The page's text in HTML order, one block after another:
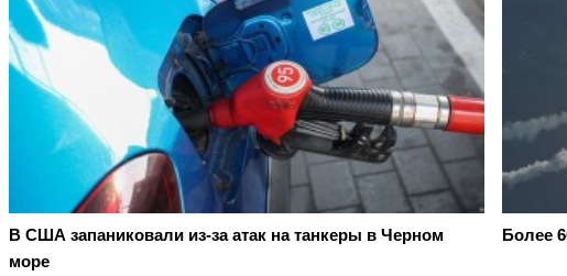
В США запаниковали из-за атак на танкеры в Черном
море
Более